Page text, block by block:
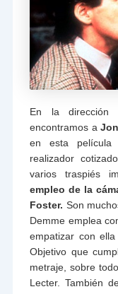
En la dirección
encontramos a
en esta
realizador
varios traspiés
empleo de la
Foster. Son
Demme emplea
empatizar con
Objetivo que
metraje, sobre
Lecter. También